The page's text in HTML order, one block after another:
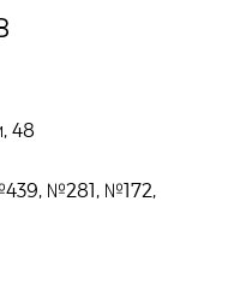
48
№281, №172,